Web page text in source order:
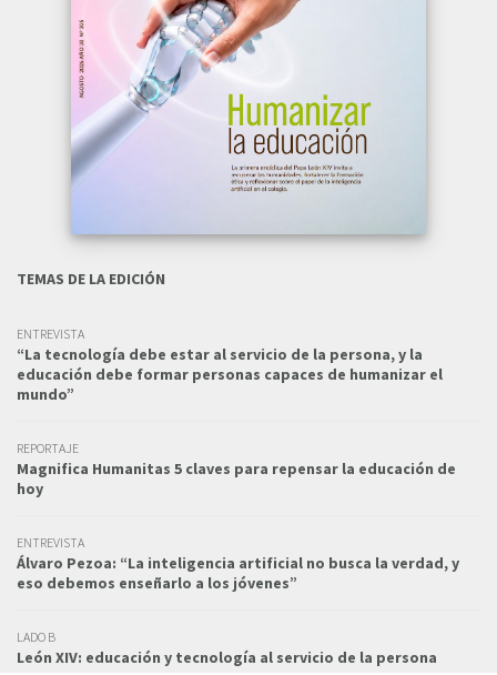
TEMAS DE LA EDICIÓN
ENTREVISTA
“La tecnología debe estar al servicio de la persona, y la
educación debe formar personas capaces de humanizar el
mundo”
REPORTAJE
Magnifica Humanitas 5 claves para repensar la educación de
hoy
ENTREVISTA
Álvaro Pezoa: “La inteligencia artificial no busca la verdad, y
eso debemos enseñarlo a los jóvenes”
LADO B
León XIV: educación y tecnología al servicio de la persona